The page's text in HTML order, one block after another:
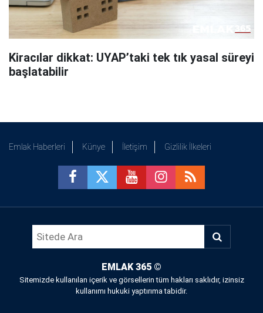
Kiracılar dikkat: UYAP’taki tek tık yasal süreyi
başlatabilir
Emlak Haberleri Künye İletişim Gizlilik İlkeleri
EMLAK 365 ©
Sitemizde kullanılan içerik ve görsellerin tüm hakları saklıdır, izinsiz
kullanımı hukuki yaptırıma tabidir.